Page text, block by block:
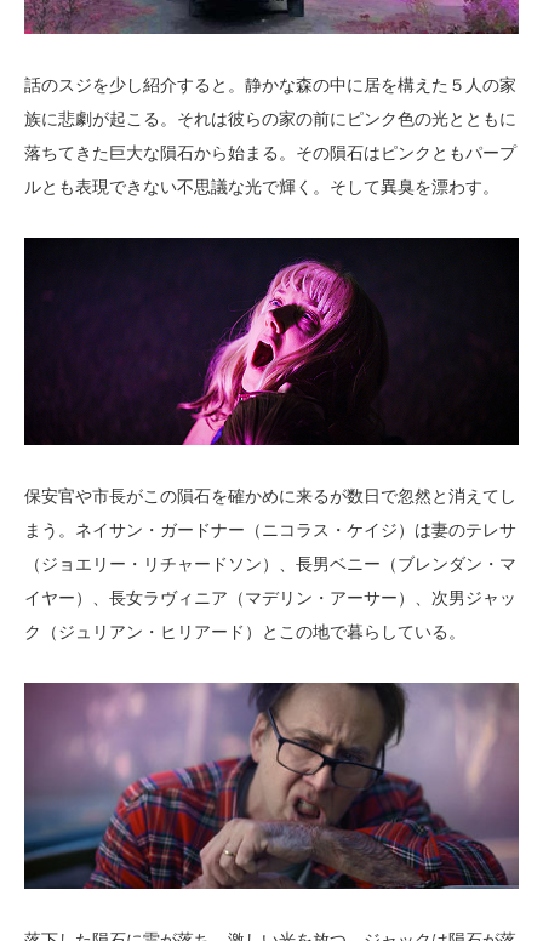
話のスジを少し紹介すると。静かな森の中に居を構えた５人の家
族に悲劇が起こる。それは彼らの家の前にピンク色の光とともに
落ちてきた巨大な隕石から始まる。その隕石はピンクともパープ
ルとも表現できない不思議な光で輝く。そして異臭を漂わす。
保安官や市長がこの隕石を確かめに来るが数日で忽然と消えてし
まう。ネイサン・ガードナー（ニコラス・ケイジ）は妻のテレサ
（ジョエリー・リチャードソン）、長男ベニー（ブレンダン・マ
イヤー）、長女ラヴィニア（マデリン・アーサー）、次男ジャッ
ク（ジュリアン・ヒリアード）とこの地で暮らしている。